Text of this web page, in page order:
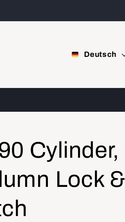
S
r
h
e
Deutsch
Cylinder,
Lock &